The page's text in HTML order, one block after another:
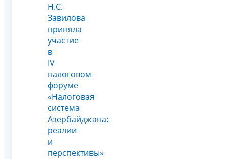
Н.С.
Завилова
приняла
участие
в
IV
налоговом
форуме
«Налоговая
система
Азербайджана:
реалии
и
перспективы»